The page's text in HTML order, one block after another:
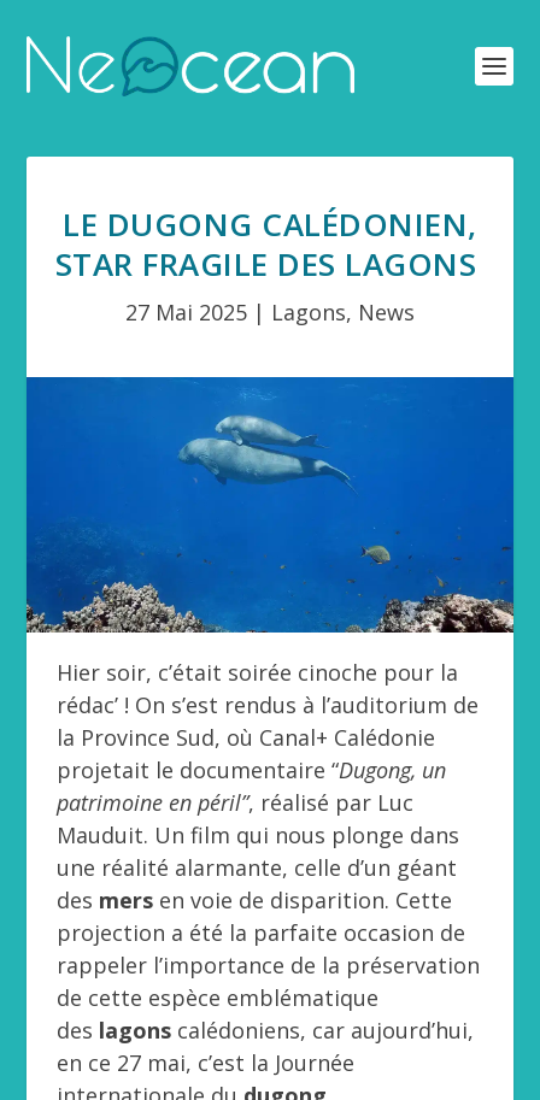
LE DUGONG CALÉDONIEN,
STAR FRAGILE DES LAGONS
27 Mai 2025 | Lagons, News
Hier soir, c’était soirée cinoche pour la
rédac’ ! On s’est rendus à l’auditorium de
la Province Sud, où Canal+ Calédonie
projetait le documentaire “Dugong, un
patrimoine en péril”, réalisé par Luc
Mauduit. Un film qui nous plonge dans
une réalité alarmante, celle d’un géant
des mers en voie de disparition. Cette
projection a été la parfaite occasion de
rappeler l’importance de la préservation
de cette espèce emblématique
des lagons calédoniens, car aujourd’hui,
en ce 27 mai, c’est la Journée